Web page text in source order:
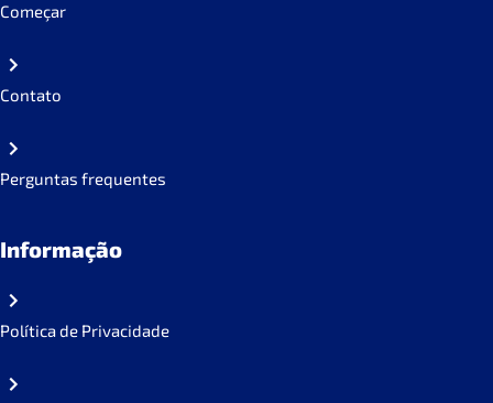
Começar
Contato
Perguntas frequentes
Informação
Política de Privacidade